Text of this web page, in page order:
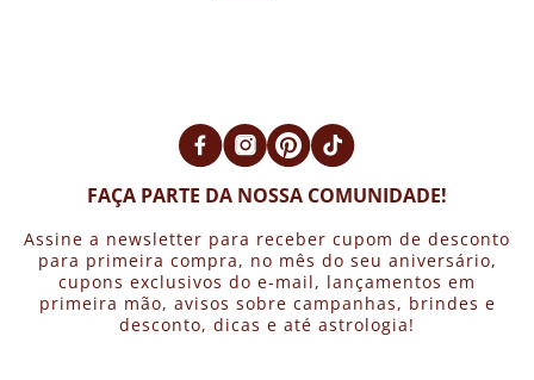
FAÇA PARTE DA NOSSA COMUNIDADE!
Assine a newsletter para receber cupom de desconto
para primeira compra, no mês do seu aniversário,
cupons exclusivos do e-mail, lançamentos em
primeira mão, avisos sobre campanhas, brindes e
desconto, dicas e até astrologia!